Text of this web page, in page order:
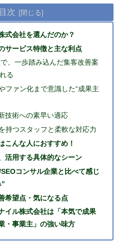
目次
式会社を選んだのか？
サービス特徴と主な利点
、一歩踏み込んだ集客改善案
る
ファン化まで意識した“成果主
技術への素早い適応
持つスタッフと柔軟な対応力
こんな人におすすめ！
活用する具体的なシーン
コンサル企業と比べて感じ
希望点・気になる点
イル株式会社は「本気で成果
・事業主」の強い味方